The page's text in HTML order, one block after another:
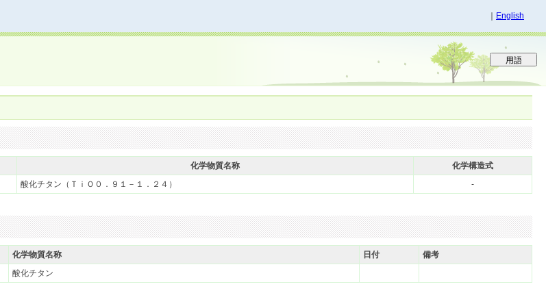
English
化学物質名称
化学構造式
酸化チタン（ＴｉＯ０．９１－１．２４） -
化学物質名称 日付
備考
酸化チタン